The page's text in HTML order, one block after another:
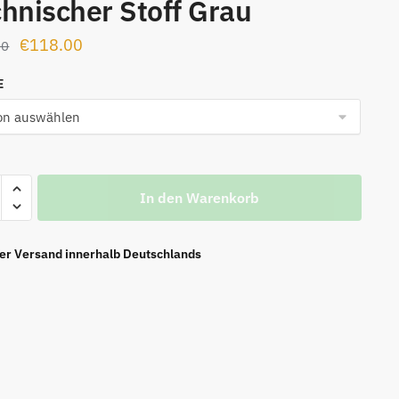
Stoff Grau
Ursprünglicher
war:
€139.00
€118.00
ist:
In den Warenkorb
Versand innerhalb Deutschlands